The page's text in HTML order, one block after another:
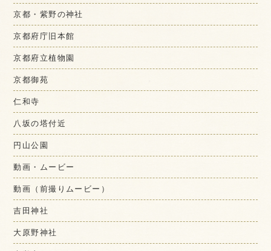
京都・紫野の神社
京都府庁旧本館
京都府立植物園
京都御苑
仁和寺
八坂の塔付近
円山公園
動画・ムービー
動画（前撮りムービー）
吉田神社
大原野神社